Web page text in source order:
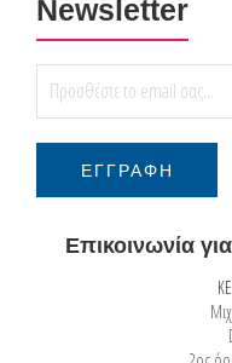
Newsletter
Επικοινωνία